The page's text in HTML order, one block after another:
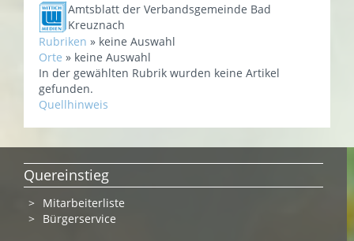
Amtsblatt der Verbandsgemeinde Bad
Kreuznach
Rubriken » keine Auswahl
Orte » keine Auswahl
In der gewählten Rubrik wurden keine Artikel
gefunden.
Quellhinweis
Quereinstieg
Mitarbeiterliste
Bürgerservice